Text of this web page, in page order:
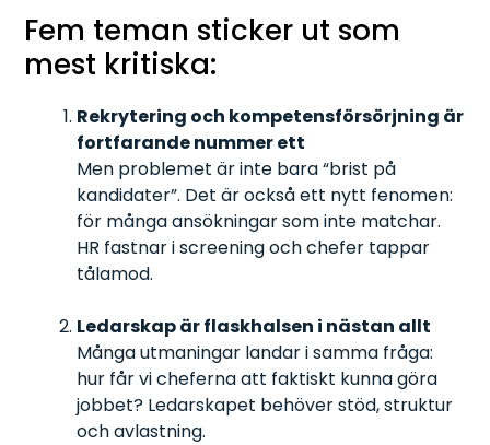
Fem teman sticker ut som
mest kritiska:
Rekrytering och kompetensförsörjning är
fortfarande nummer ett
Men problemet är inte bara “brist på
kandidater”. Det är också ett nytt fenomen:
för många ansökningar som inte matchar.
HR fastnar i screening och chefer tappar
tålamod.
Ledarskap är flaskhalsen i nästan allt
Många utmaningar landar i samma fråga:
hur får vi cheferna att faktiskt kunna göra
jobbet? Ledarskapet behöver stöd, struktur
och avlastning.